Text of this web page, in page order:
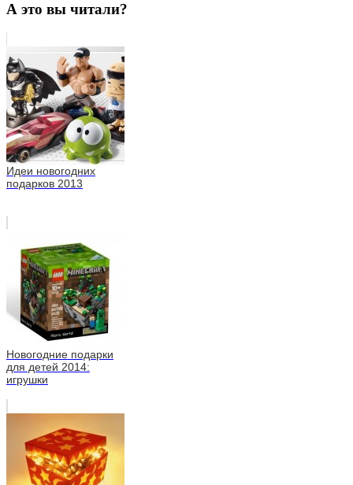
А это вы читали?
Идеи новогодних
подарков 2013
Новогодние подарки
для детей 2014:
игрушки